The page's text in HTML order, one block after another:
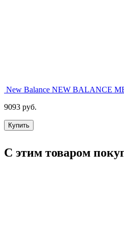
New Balance NEW BALANCE
9093 руб.
Купить
С этим товаром